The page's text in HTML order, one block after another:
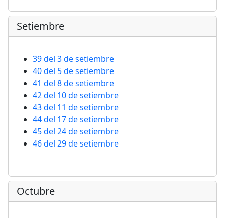
Setiembre
39 del 3 de setiembre
40 del 5 de setiembre
41 del 8 de setiembre
42 del 10 de setiembre
43 del 11 de setiembre
44 del 17 de setiembre
45 del 24 de setiembre
46 del 29 de setiembre
Octubre